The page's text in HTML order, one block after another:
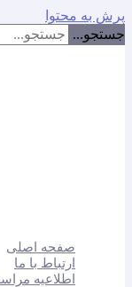
پرش به محتوا
جستجو...
صفحه اصلی
ارتباط با ما
اطلاعیه